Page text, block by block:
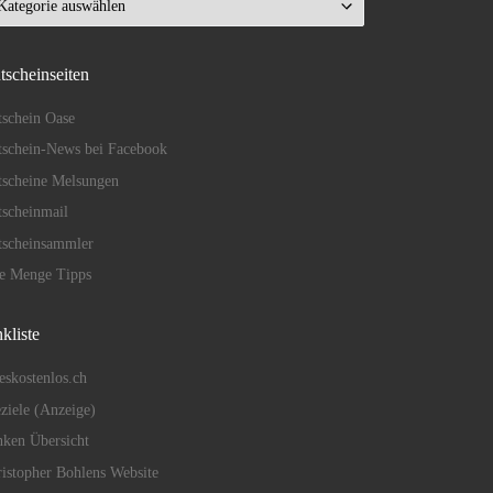
Oase
News bei Facebook
Melsungen
Menge Tipps
(Anzeige)
Übersicht
Bohlens Website